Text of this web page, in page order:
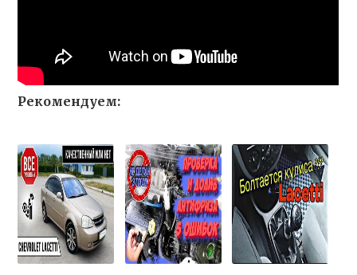
Рекомендуем: